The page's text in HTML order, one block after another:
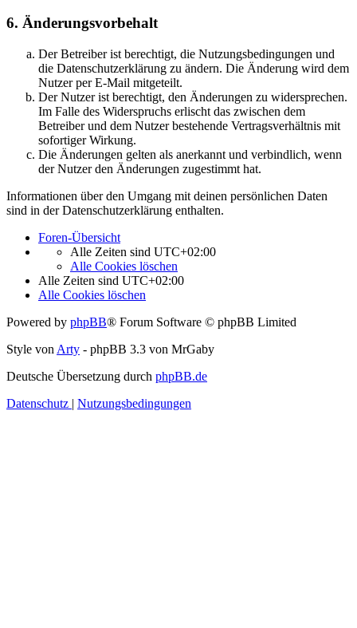
6. Änderungsvorbehalt
Der Betreiber ist berechtigt, die Nutzungsbedingungen und
die Datenschutzerklärung zu ändern. Die Änderung wird dem
Nutzer per E-Mail mitgeteilt.
Der Nutzer ist berechtigt, den Änderungen zu widersprechen.
Im Falle des Widerspruchs erlischt das zwischen dem
Betreiber und dem Nutzer bestehende Vertragsverhältnis mit
sofortiger Wirkung.
Die Änderungen gelten als anerkannt und verbindlich, wenn
der Nutzer den Änderungen zugestimmt hat.
Informationen über den Umgang mit deinen persönlichen Daten
sind in der Datenschutzerklärung enthalten.
Foren-Übersicht
Alle Zeiten sind UTC+02:00
Alle Cookies löschen
Alle Zeiten sind UTC+02:00
Alle Cookies löschen
Powered by phpBB® Forum Software © phpBB Limited
Style von Arty - phpBB 3.3 von MrGaby
Deutsche Übersetzung durch phpBB.de
Datenschutz | Nutzungsbedingungen